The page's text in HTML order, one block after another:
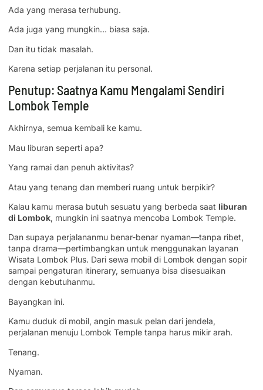
Ada yang merasa terhubung.
Ada juga yang mungkin… biasa saja.
Dan itu tidak masalah.
Karena setiap perjalanan itu personal.
Penutup: Saatnya Kamu Mengalami Sendiri
Lombok Temple
Akhirnya, semua kembali ke kamu.
Mau liburan seperti apa?
Yang ramai dan penuh aktivitas?
Atau yang tenang dan memberi ruang untuk berpikir?
Kalau kamu merasa butuh sesuatu yang berbeda saat liburan
di Lombok, mungkin ini saatnya mencoba Lombok Temple.
Dan supaya perjalananmu benar-benar nyaman—tanpa ribet,
tanpa drama—pertimbangkan untuk menggunakan layanan
Wisata Lombok Plus. Dari sewa mobil di Lombok dengan sopir
sampai pengaturan itinerary, semuanya bisa disesuaikan
dengan kebutuhanmu.
Bayangkan ini.
Kamu duduk di mobil, angin masuk pelan dari jendela,
perjalanan menuju Lombok Temple tanpa harus mikir arah.
Tenang.
Nyaman.